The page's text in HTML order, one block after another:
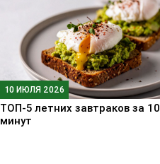
10 ИЮЛЯ 2026
ТОП-5 летних завтраков за 10
минут